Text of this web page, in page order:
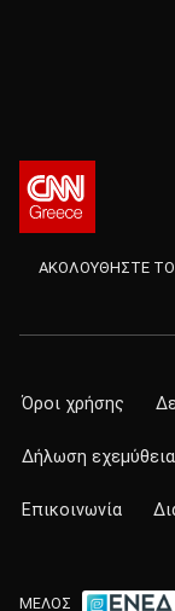
ΑΚΟΛΟΥΘΗΣΤΕ ΤΟ
Όροι χρήσης
Δήλωση
Επικοινωνία
ΜΕΛΟΣ